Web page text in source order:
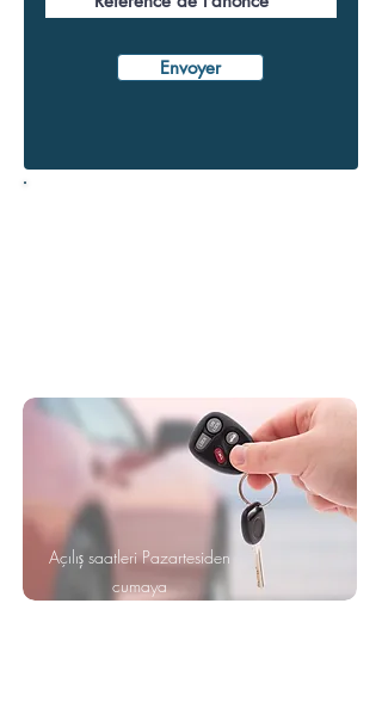
Envoyer
Açılış saatleri Pazartesiden
cumaya